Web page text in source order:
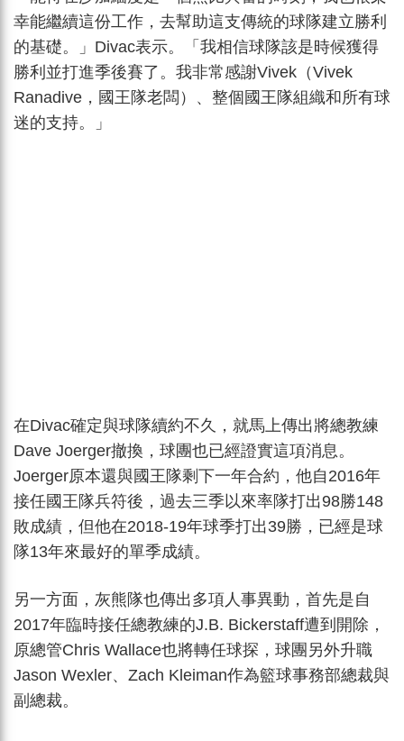
幸能繼續這份工作，去幫助這支傳統的球隊建立勝利
的基礎。」Divac表示。「我相信球隊該是時候獲得
勝利並打進季後賽了。我非常感謝Vivek（Vivek
Ranadive，國王隊老闆）、整個國王隊組織和所有球
迷的支持。」
在Divac確定與球隊續約不久，就馬上傳出將總教練
Dave Joerger撤換，球團也已經證實這項消息。
Joerger原本還與國王隊剩下一年合約，他自2016年
接任國王隊兵符後，過去三季以來率隊打出98勝148
敗成績，但他在2018-19年球季打出39勝，已經是球
隊13年來最好的單季成績。
另一方面，灰熊隊也傳出多項人事異動，首先是自
2017年臨時接任總教練的J.B. Bickerstaff遭到開除，
原總管Chris Wallace也將轉任球探，球團另外升職
Jason Wexler、Zach Kleiman作為籃球事務部總裁與
副總裁。